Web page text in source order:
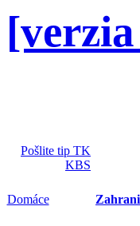
Pošlite tip TK
KBS
Domáce